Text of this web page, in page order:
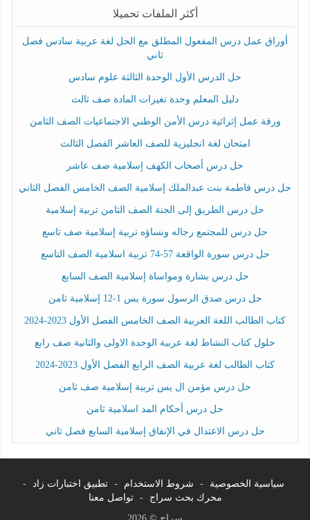
أكثر الملفات تحميلا
أوراق عمل درس المفعول المطلق مع الحل لغة عربية سادس فصل
ثاني
حل الدرس الأول الوحدة الثالثة علوم سادس
دليل المعلم وحدة تغيرات المادة صف ثالث
ورقة عمل إثرائية درس الأمن الوطني الاجتماعيات الصف الثامن
امتحان لغة انجليزية للصف العاشر الفصل الثالث
حل درس أصحاب الكهف إسلامية صف عاشر
حل درس فاطمة بنت عبدالملك إسلامية الصف الخامس الفصل الثاني
حل درس الطريق إلى الجنة الصف الثامن تربية إسلامية
حل درس للمجتمع رجاله ونساؤه تربية إسلامية صف تاسع
حل درس سورة الواقعة 57-74 تربية اسلامية الصف التاسع
حل درس بشارة ومواساة إسلامية الصف السابع
حل درس صدق الرسول سورة يس 1-12 إسلامية ثامن
كتاب الطالب اللغة العربية الصف الخامس الفصل الأول 2023-2024
حلول كتاب النشاط لغة عربية الوحدة الاولى والثانية صف رابع
كتاب الطالب لغة عربية الصف الرابع الفصل الأول 2023-2024
حل درس مؤمن ال يس تربية إسلامية صف ثامن
حل درس أحكام المد اسلامية ثامن
حل درس الاعتدال في الإنفاق إسلامية السابع فصل ثاني
سياسية الخصوصية - شروط الاستخدام - تطبيق اختبارات زاد
-
محرك بحث سراج
-
تواصل معنا